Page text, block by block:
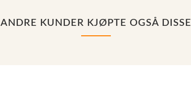
ANDRE KUNDER KJØPTE OGSÅ DISSE